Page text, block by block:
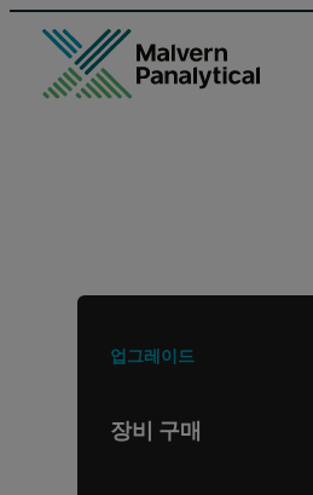
업그레이드
장비 구매